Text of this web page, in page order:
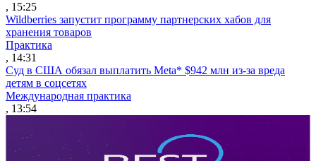
, 15:25
Wildberries запустит программу партнерских хабов для
хранения товаров
Практика
, 14:31
Суд в США обязал выплатить Meta* $942 млн из-за вреда
детям в соцсетях
Международная практика
, 13:54